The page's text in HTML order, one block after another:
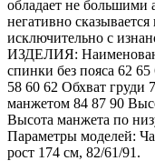
обладает не большими
негативно
исключительно с
ИЗДЕЛИЯ:
спинки без пояса 62
58 60 62 Обхват груди
манжетом 84 87 90
Высота манжета по
Параметры моделей:
рост 174 см, 82/61/91.